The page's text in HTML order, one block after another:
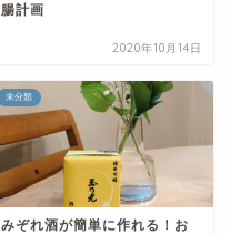
腸計画
2020年10月14日
未分類
みぞれ酒が簡単に作れる！お